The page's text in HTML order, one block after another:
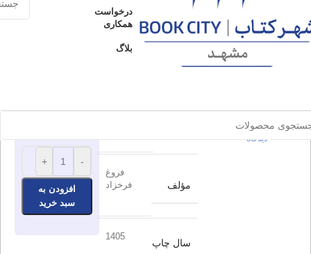
درخواست
همکاری
بلاگ
0 بدون
دیدگاه
0 بدون
چشمه –
مؤلف
فروغ
فرخزاد
سال چاپ
1405
-
+
افزودن به
سبد خرید